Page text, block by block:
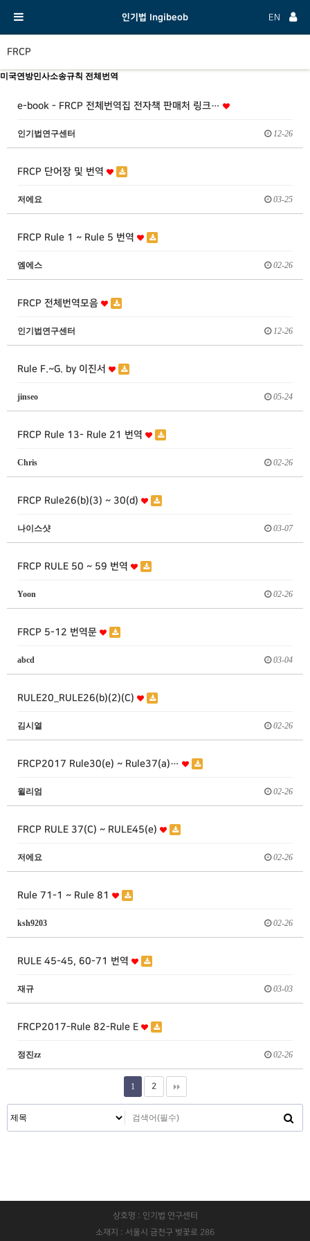
인기법 Ingibeob EN
FRCP
미국연방민사소송규칙 전체번역
e-book - FRCP 전체번역집 전자책 판매처 링크…
인기법연구센터 12-26
FRCP 단어장 및 번역
저에요 03-25
FRCP Rule 1 ~ Rule 5 번역
엠에스 02-26
FRCP 전체번역모음
인기법연구센터 12-26
Rule F.~G. by 이진서
jinseo 05-24
FRCP Rule 13- Rule 21 번역
Chris 02-26
FRCP Rule26(b)(3) ~ 30(d)
나이스샷 03-07
FRCP RULE 50 ~ 59 번역
Yoon 02-26
FRCP 5-12 번역문
abcd 03-04
RULE20_RULE26(b)(2)(C)
김시열 02-26
FRCP2017 Rule30(e) ~ Rule37(a)…
윌리엄 02-26
FRCP RULE 37(C) ~ RULE45(e)
저에요 02-26
Rule 71-1 ~ Rule 81
ksh9203 02-26
RULE 45-45, 60-71 번역
재규 03-03
FRCP2017-Rule 82-Rule E
정진zz 02-26
1 2
상호명 : 인기법 연구센터
소재지 : 서울시 금천구 벚꽃로 286